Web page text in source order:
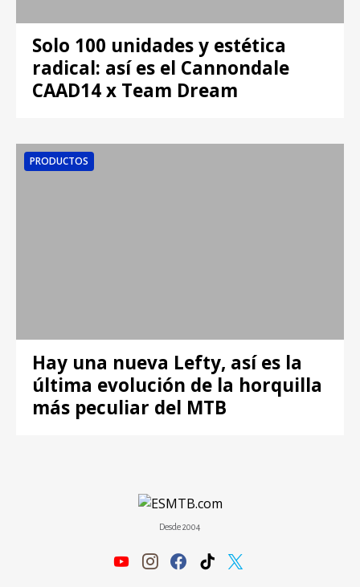
Solo 100 unidades y estética
radical: así es el Cannondale
CAAD14 x Team Dream
PRODUCTOS
Hay una nueva Lefty, así es la
última evolución de la horquilla
más peculiar del MTB
Desde 2004